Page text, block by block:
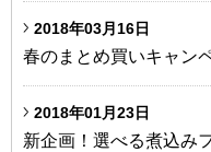
2018年03月16日
春のまとめ買いキャン
2018年01月23日
新企画！選べる煮込み